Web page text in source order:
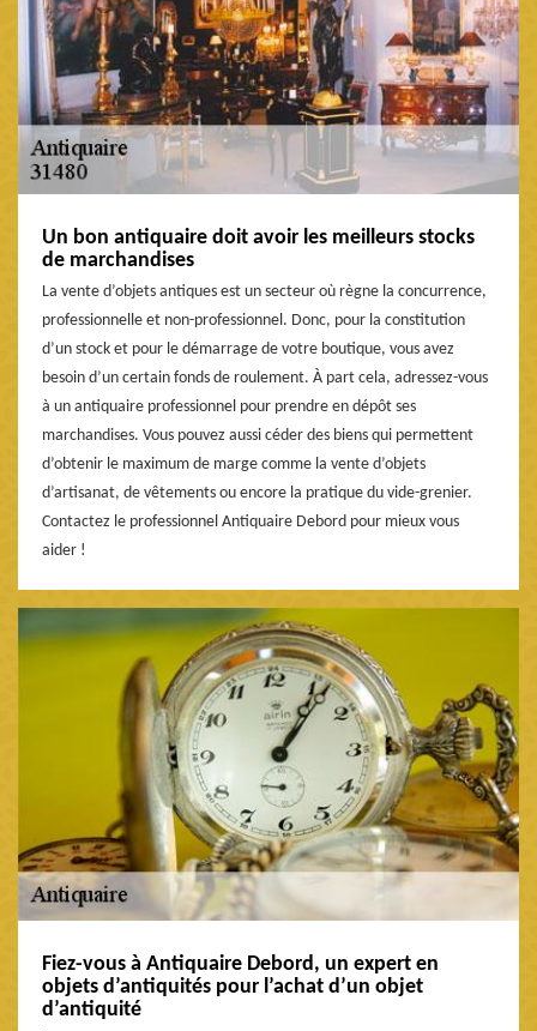
Un bon antiquaire doit avoir les meilleurs stocks
de marchandises
La vente d’objets antiques est un secteur où règne la concurrence,
professionnelle et non-professionnel. Donc, pour la constitution
d’un stock et pour le démarrage de votre boutique, vous avez
besoin d’un certain fonds de roulement. À part cela, adressez-vous
à un antiquaire professionnel pour prendre en dépôt ses
marchandises. Vous pouvez aussi céder des biens qui permettent
d’obtenir le maximum de marge comme la vente d’objets
d’artisanat, de vêtements ou encore la pratique du vide-grenier.
Contactez le professionnel Antiquaire Debord pour mieux vous
aider !
Fiez-vous à Antiquaire Debord, un expert en
objets d’antiquités pour l’achat d’un objet
d’antiquité